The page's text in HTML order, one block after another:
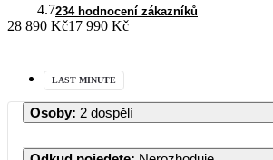
4.7234 hodnocení zákazníků
28 890 Kč17 990 Kč
LAST MINUTE
Osoby: 2 dospělí